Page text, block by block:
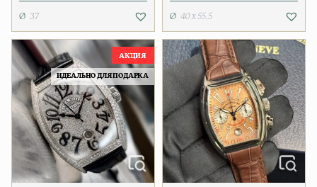
37 40 x 55,5
ИДЕАЛЬНО ДЛЯ ПОДАРКА